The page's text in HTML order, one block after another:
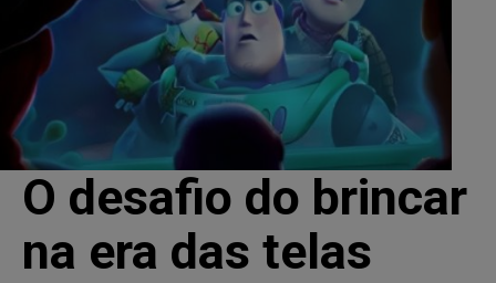
O desafio do brincar
na era das telas